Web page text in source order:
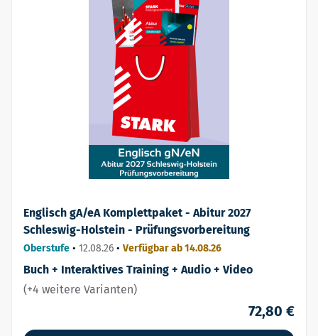
Englisch gA/eA Komplettpaket - Abitur 2027
Schleswig-Holstein - Prüfungsvorbereitung
Oberstufe • 12.08.26 • Verfügbar ab 14.08.26
Buch + Interaktives Training + Audio + Video
(+4 weitere Varianten)
72,80 €